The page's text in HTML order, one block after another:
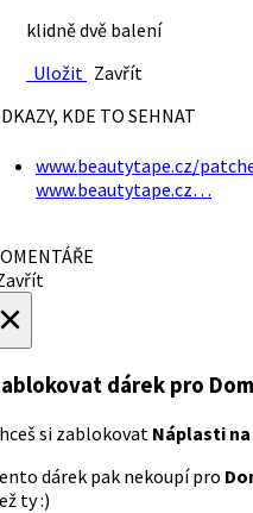
klidně dvě balení
Uložit Zavřít
KDE TO SEHNAT
www.beautytape.cz/
www.beautytape.cz…
dárek pro
si zablokovat Náplasti
dárek pak nekoupí pro
ty :)